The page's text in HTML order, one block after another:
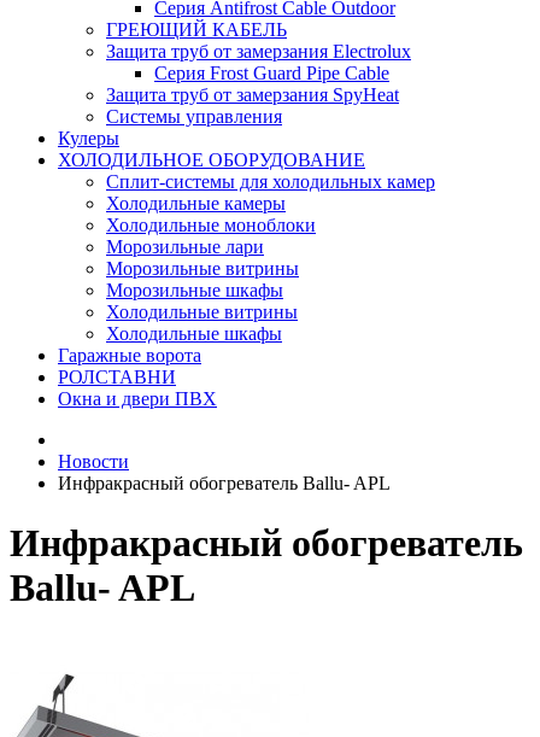
Серия Antifrost Cable Outdoor
ГРЕЮЩИЙ КАБЕЛЬ
Защита труб от замерзания Electrolux
Серия Frost Guard Pipe Cable
Защита труб от замерзания SpyHeat
Системы управления
Кулеры
ХОЛОДИЛЬНОЕ ОБОРУДОВАНИЕ
Сплит-системы для холодильных камер
Холодильные камеры
Холодильные моноблоки
Морозильные лари
Морозильные витрины
Морозильные шкафы
Холодильные витрины
Холодильные шкафы
Гаражные ворота
РОЛСТАВНИ
Окна и двери ПВХ
Новости
Инфракрасный обогреватель Ballu- APL
Инфракрасный обогреватель
Ballu- APL